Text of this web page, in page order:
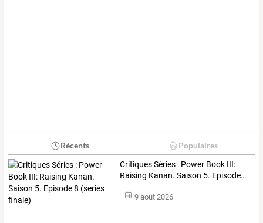
Récents Populaires
CritiquesSéries : Power Book III:
Raising Kanan. Saison 5. Episode…
9 août 2026